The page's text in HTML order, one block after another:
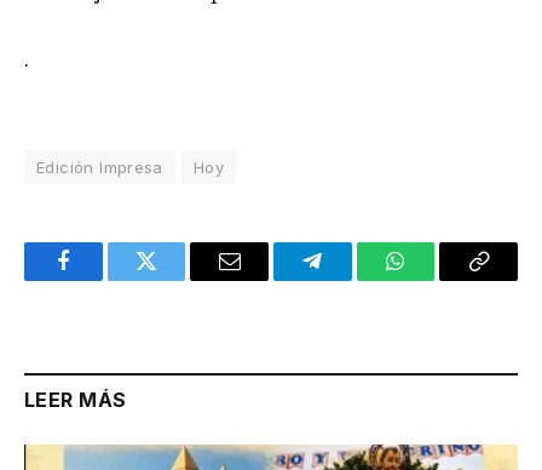
.
Edición Impresa Hoy
FacebookTwitter Email TelegramWhatsAppCopy
LEER MÁS